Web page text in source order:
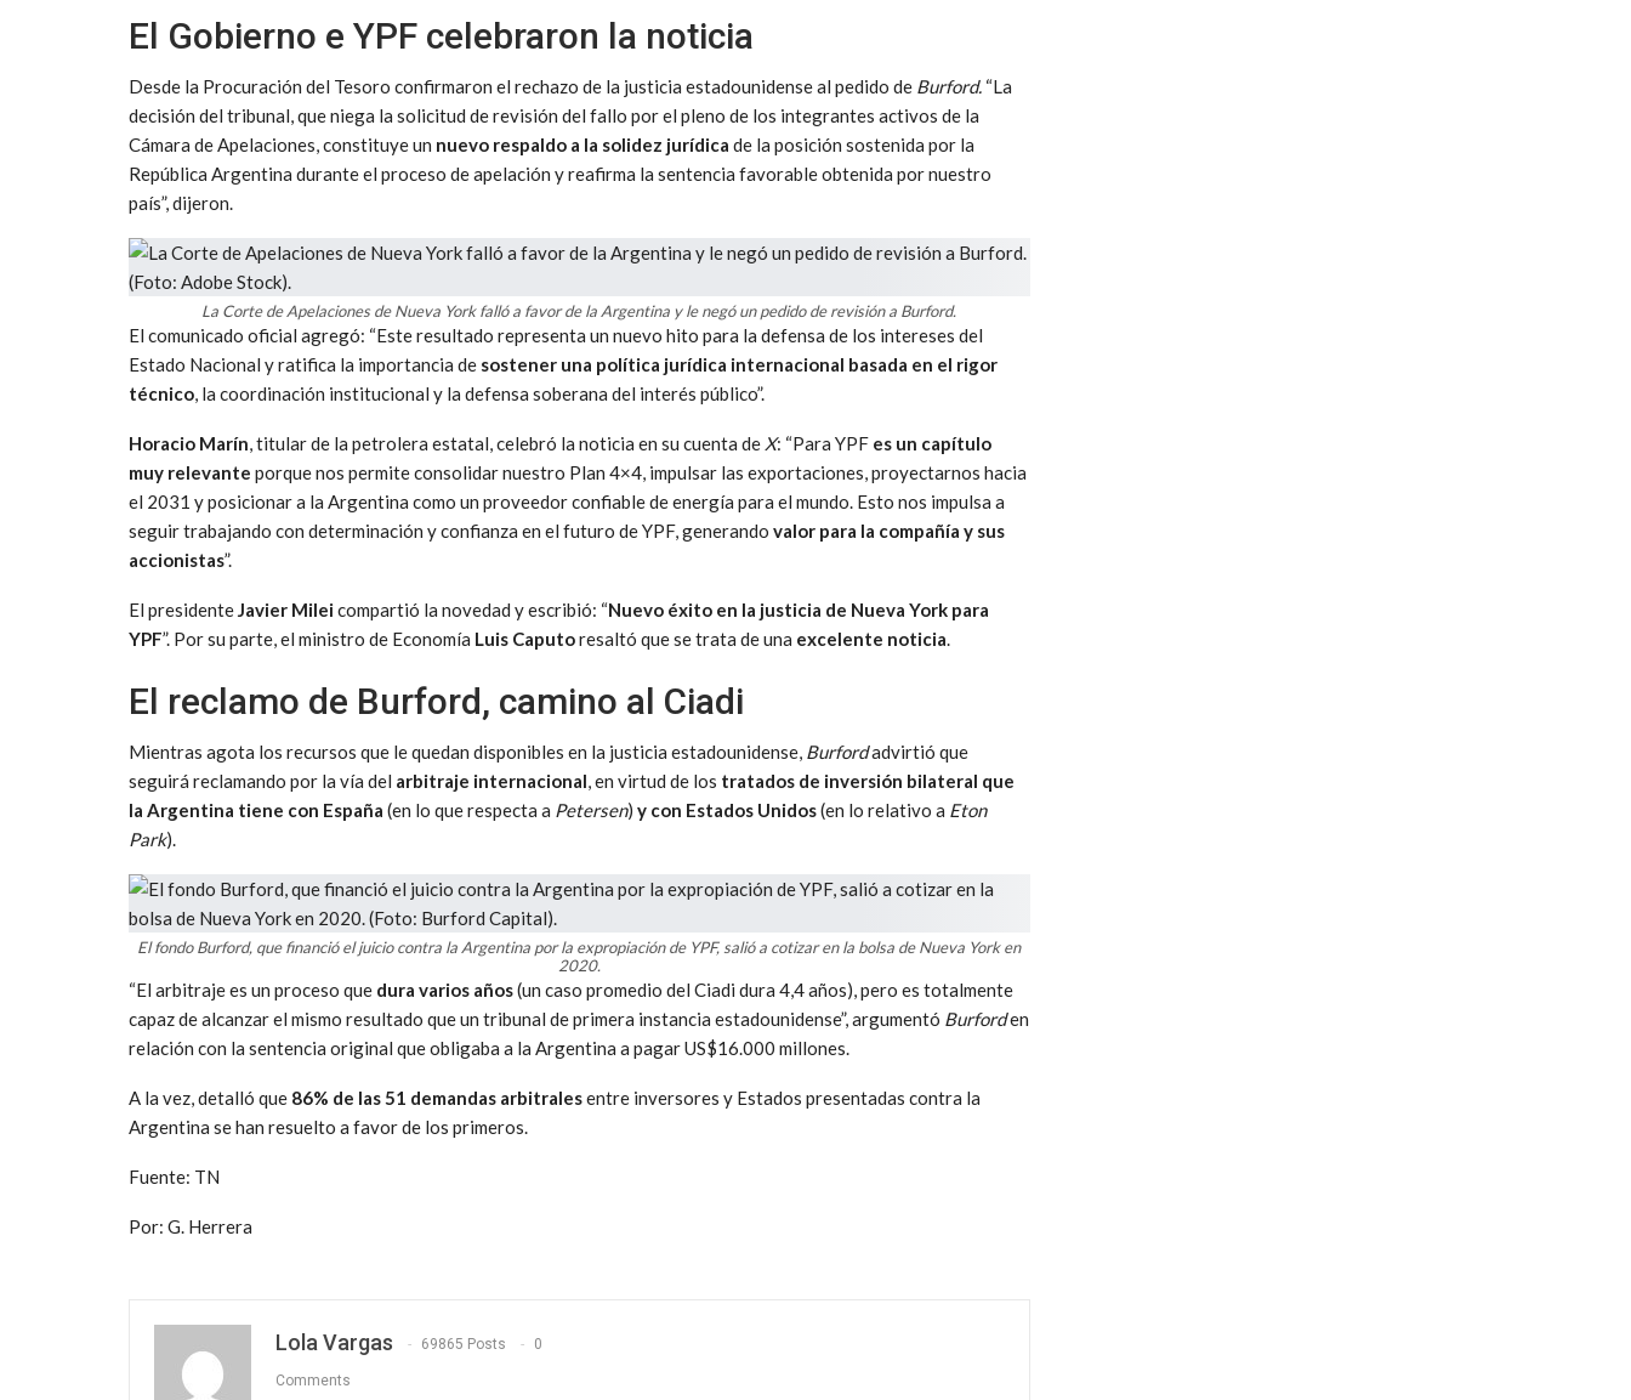
El Gobierno e YPF celebraron la noticia
Desde la Procuración del Tesoro confirmaron el rechazo de la justicia estadounidense al pedido de Burford. “La
decisión del tribunal, que niega la solicitud de revisión del fallo por el pleno de los integrantes activos de la
Cámara de Apelaciones, constituye un nuevo respaldo a la solidez jurídica de la posición sostenida por la
República Argentina durante el proceso de apelación y reafirma la sentencia favorable obtenida por nuestro
país”, dijeron.
La Corte de Apelaciones de Nueva York falló a favor de la Argentina y le negó un pedido de revisión a Burford.
El comunicado oficial agregó: “Este resultado representa un nuevo hito para la defensa de los intereses del
Estado Nacional y ratifica la importancia de sostener una política jurídica internacional basada en el rigor
técnico, la coordinación institucional y la defensa soberana del interés público”.
Horacio Marín, titular de la petrolera estatal, celebró la noticia en su cuenta de X: “Para YPF es un capítulo
muy relevante porque nos permite consolidar nuestro Plan 4×4, impulsar las exportaciones, proyectarnos hacia
el 2031 y posicionar a la Argentina como un proveedor confiable de energía para el mundo. Esto nos impulsa a
seguir trabajando con determinación y confianza en el futuro de YPF, generando valor para la compañía y sus
accionistas”.
El presidenteJavier Mileicompartió la novedad y escribió: “Nuevo éxito en la justicia de Nueva York para
YPF”. Por su parte, el ministro de Economía Luis Caputoresaltó que se trata de una excelente noticia.
El reclamo de Burford, camino al Ciadi
Mientras agota los recursos que le quedan disponibles en la justicia estadounidense, Burfordadvirtió que
seguirá reclamando por la vía del arbitraje internacional, en virtud de los tratados de inversión bilateral que
la Argentina tiene con España (en lo que respecta a Petersen) y con Estados Unidos(en lo relativo a Eton
Park).
El fondo Burford, que financió el juicio contra la Argentina por la expropiación de YPF, salió a cotizar en la bolsa de Nueva York en
2020.
“El arbitraje es un proceso que dura varios años(un caso promedio del Ciadi dura 4,4 años), pero es totalmente
capaz de alcanzar el mismo resultado que un tribunal de primera instancia estadounidense”, argumentó Burforden
relación con la sentencia original que obligaba a la Argentina a pagar US$16.000 millones.
A la vez, detalló que 86% de las 51 demandas arbitralesentre inversores y Estados presentadas contra la
Argentina se han resuelto a favor de los primeros.
Fuente: TN
Por: G. Herrera
Lola Vargas 69865 Posts 0
Comments